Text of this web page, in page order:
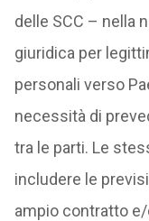
delle SCC – nella
giuridica per
personali verso
necessità di
tra le parti. Le
includere le
ampio contratto